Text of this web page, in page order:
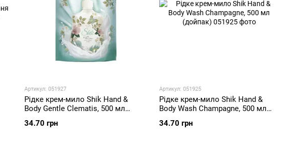
Артикул: 051927
Рідке крем-мило Shik Hand &
Body Gentle Clematis, 500 мл
34.70 грн
Артикул: 051925
Рідке крем-мило Shik Hand &
Body Wash Champagne, 500 мл
34.70 грн